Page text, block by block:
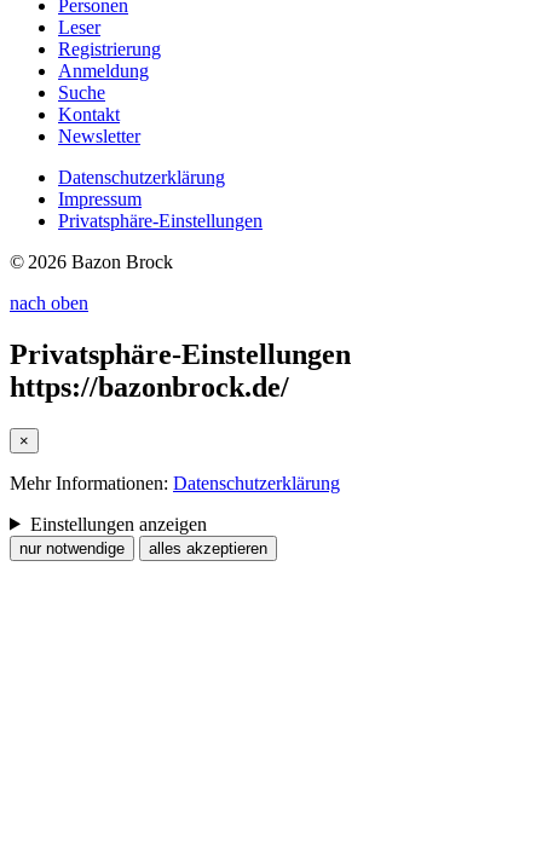
Personen
Leser
Registrierung
Anmeldung
Suche
Kontakt
Newsletter
Datenschutzerklärung
Impressum
Privatsphäre-Einstellungen
© 2026 Bazon Brock
nach oben
Privatsphäre-Einstellungen
https://bazonbrock.de/
×
Mehr Informationen: Datenschutzerklärung
Einstellungen anzeigen
nur notwendige alles akzeptieren